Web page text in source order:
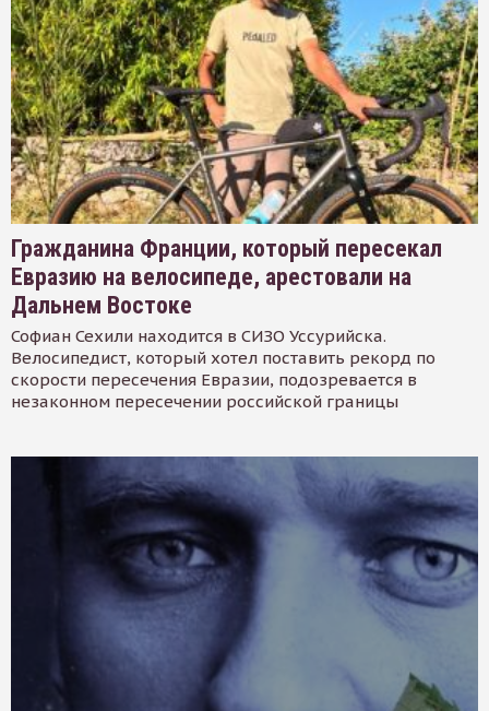
Гражданина Франции, который пересекал
Евразию на велосипеде, арестовали на
Дальнем Востоке
Софиан Сехили находится в СИЗО Уссурийска.
Велосипедист, который хотел поставить рекорд по
скорости пересечения Евразии, подозревается в
незаконном пересечении российской границы